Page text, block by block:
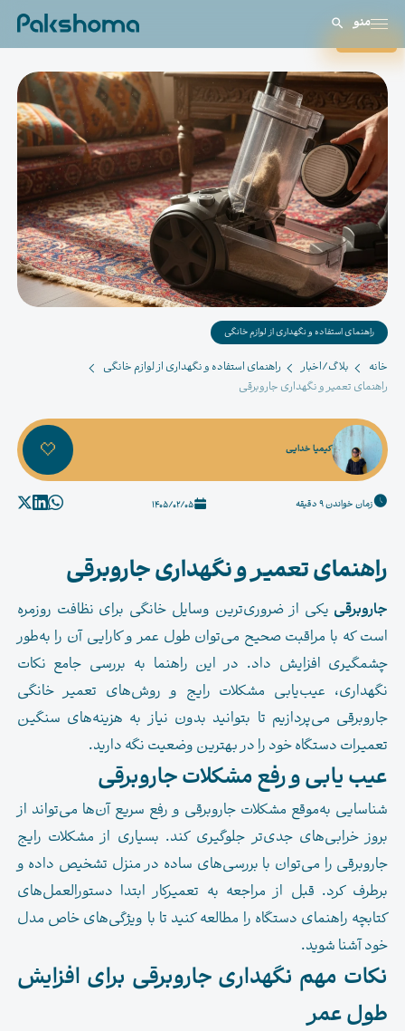
منو
بستن
راهنمای استفاده و نگهداری از لوازم خانگی
خانه بلاگ/اخبار
راهنمای استفاده و نگهداری از لوازم خانگی
راهنمای تعمیر و نگهداری جاروبرقی
کیمیا خدایی
1405/02/05 زمان خواندن 9 دقیقه
راهنمای تعمیر و نگهداری جاروبرقی
جاروبرقی یکی از ضروری‌ترین وسایل خانگی برای نظافت روزمره
است که با مراقبت صحیح می‌توان طول عمر و کارایی آن را به‌طور
چشمگیری افزایش داد. در این راهنما به بررسی جامع نکات
نگهداری، عیب‌یابی مشکلات رایج و روش‌های تعمیر خانگی
جاروبرقی می‌پردازیم تا بتوانید بدون نیاز به هزینه‌های سنگین
تعمیرات دستگاه خود را در بهترین وضعیت نگه دارید.
عیب یابی و رفع مشکلات جاروبرقی
شناسایی به‌موقع مشکلات جاروبرقی و رفع سریع آن‌ها می‌تواند از
بروز خرابی‌های جدی‌تر جلوگیری کند. بسیاری از مشکلات رایج
جاروبرقی را می‌توان با بررسی‌های ساده در منزل تشخیص داده و
برطرف کرد. قبل از مراجعه به تعمیرکار ابتدا دستورالعمل‌های
کتابچه راهنمای دستگاه را مطالعه کنید تا با ویژگی‌های خاص مدل
خود آشنا شوید.
نکات مهم نگهداری جاروبرقی برای افزایش
طول عمر